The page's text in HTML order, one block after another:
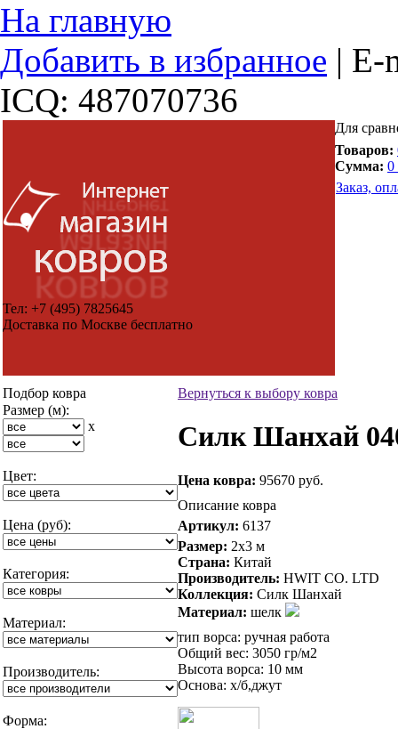
На главную
Добавить в избранное | E-
ICQ: 487070736
Тел: +7 (495) 7825645
Доставка по Москве бесплатно
Для
Товаров:
Сумма: 0
Заказ,
Подбор ковра
Размер (м):
x
Цвет:
Цена (руб):
Категория:
Материал:
Производитель:
Форма:
Вернуться к выбору ковра
Силк Шанхай
Цена ковра: 95670 руб.
Описание ковра
Артикул: 6137
Размер: 2x3 м
Страна: Китай
Производитель: HWIT CO. LTD
Коллекция: Силк Шанхай
Материал: шелк
тип ворса: ручная работа
Общий вес: 3050 гр/м2
Высота ворса: 10 мм
Основа: х/б,джут